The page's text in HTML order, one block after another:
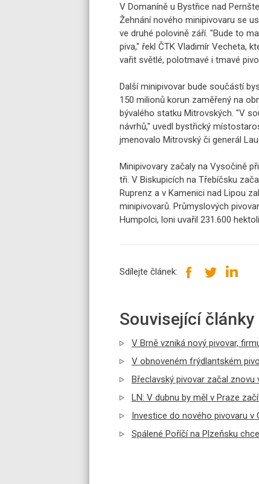
V Domaníně u Bystřice nad
Žehnání nového minipivovaru se
ve druhé polovině září. "Bude to
piva," řekl ČTK Vladimír Vecheta,
vařit světlé, polotmavé i tmavé
Další minipivovar bude součástí
150 milionů korun zaměřený na
bývalého statku Mitrovských. "V
návrhů," uvedl bystřický
jmenovalo Mitrovský či generál
Minipivovary začaly na Vysočině
tři. V Biskupicích na Třebíčsku
Ruprenz a v Kamenici nad Lipou
minipivovarů. Průmyslových
Humpolci, loni uvařil 231.600
Sdílejte článek:
Související články
V Brně vzniká nový pivovar,
V obnoveném frýdlantském
Břeclavský pivovar začal
LN: V dubnu by měl v Praze
Investice do nového pivovaru v
Spálené Poříčí na Plzeňsku